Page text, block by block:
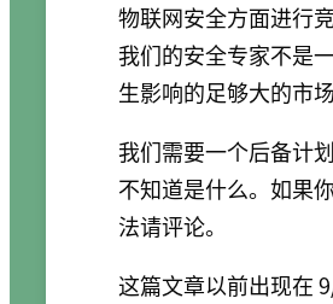
物联网安全方面进行
我们的安全专家不是
生影响的足够大的市场
我们需要一个后备计
不知道是什么。如果
法请评论。
这篇文章以前出现在